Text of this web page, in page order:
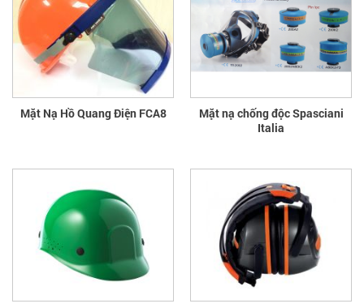
Mặt Nạ Hồ Quang Điện FCA8
Mặt nạ chống độc Spasciani
Italia